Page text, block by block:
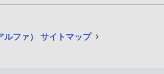
ルファ） サイトマップ